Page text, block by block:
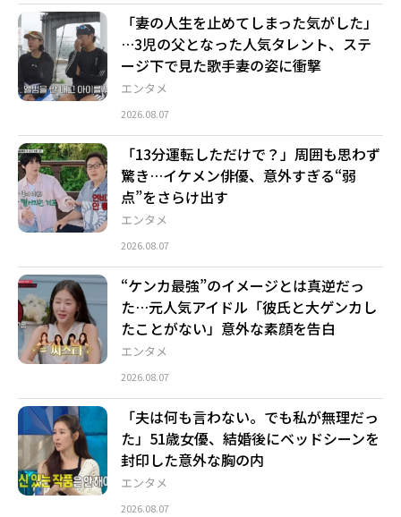
エンタメ
「妻の人生を止めてしまった気がした」
…3児の父となった人気タレント、ステ
ージ下で見た歌手妻の姿に衝撃
2026.08.07
エンタメ
「13分運転しただけで？」周囲も思わず
驚き…イケメン俳優、意外すぎる“弱
点”をさらけ出す
2026.08.07
エンタメ
“ケンカ最強”のイメージとは真逆だっ
た…元人気アイドル「彼氏と大ゲンカし
たことがない」意外な素顔を告白
2026.08.07
エンタメ
「夫は何も言わない。でも私が無理だっ
た」51歳女優、結婚後にベッドシーンを
封印した意外な胸の内
2026.08.07